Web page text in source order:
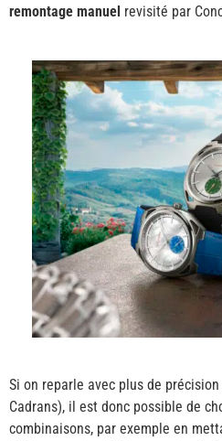
remontage manuel revisité par
Si on reparle avec plus de
Cadrans), il est donc possible de
combinaisons, par exemple en